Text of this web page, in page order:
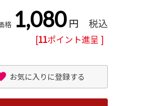
格 1,080 税込
[11ポイント進呈 ]
お気に入りに登録する